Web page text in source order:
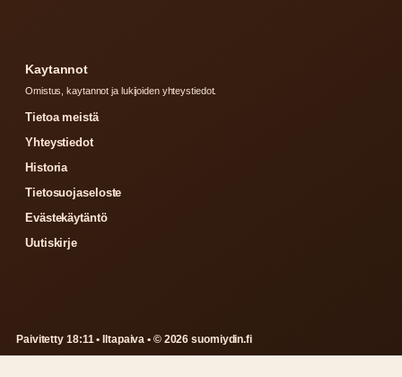
Kaytannot
Omistus, kaytannot ja lukijoiden yhteystiedot.
Tietoa meistä
Yhteystiedot
Historia
Tietosuojaseloste
Evästekäytäntö
Uutiskirje
Paivitetty 18:11 • Iltapaiva • © 2026 suomiydin.fi